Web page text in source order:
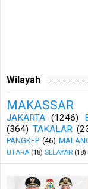
Wilayah
MAKASSAR
JAKARTA (1246)
(364) TAKALAR
PANGKEP (46)
UTARA (18) SELAYAR (18)